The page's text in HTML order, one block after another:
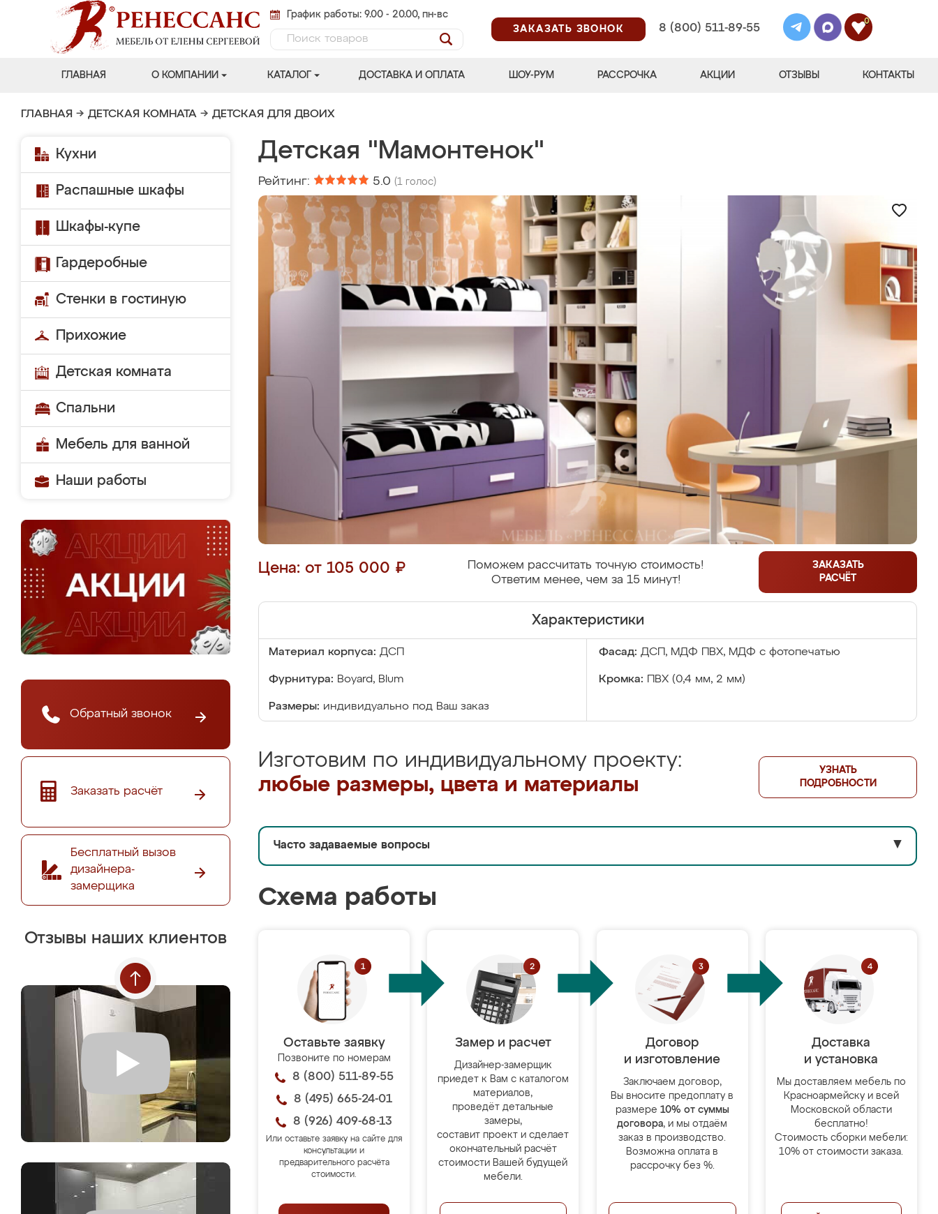
График работы: 9.00 - 20.00, пн-вс
ЗАКАЗАТЬ ЗВОНОК
8 (800) 511-89-55
0
ГЛАВНАЯ О КОМПАНИИ КАТАЛОГ ДОСТАВКА И ОПЛАТА ШОУ-РУМ РАССРОЧКА АКЦИИ ОТЗЫВЫ КОНТАКТЫ
ГЛАВНАЯ → ДЕТСКАЯ КОМНАТА → ДЕТСКАЯ ДЛЯ ДВОИХ
Кухни
Распашные шкафы
Шкафы-купе
Гардеробные
Стенки в гостиную
Прихожие
Детская комната
Спальни
Мебель для ванной
Наши работы
Обратный звонок
Заказать расчёт
Бесплатный вызов
дизайнера-
замерщика
Отзывы наших клиентов
Детская "Мамонтенок"
Рейтинг: 5.0 (1 голос)
Цена: от 105 000 ₽
Поможем рассчитать точную стоимость!
Ответим менее, чем за 15 минут!
ЗАКАЗАТЬ
РАСЧЁТ
Характеристики
Материал корпуса: ДСП Фасад: ДСП, МДФ ПВХ, МДФ с фотопечатью
Фурнитура: Boyard, Blum Кромка: ПВХ (0,4 мм, 2 мм)
Размеры: индивидуально под Ваш заказ
Изготовим по индивидуальному проекту:
любые размеры, цвета и материалы
УЗНАТЬ
ПОДРОБНОСТИ
Часто задаваемые вопросы ▼
Схема работы
Оставьте заявку
Позвоните по номерам
8 (800) 511-89-55
8 (495) 665-24-01
8 (926) 409-68-13
Или оставьте заявку на сайте для
консультации и
предварительного расчёта
стоимости.
Замер и расчет
Дизайнер-замерщик
приедет к Вам с каталогом
материалов,
проведёт детальные
замеры,
составит проект и сделает
окончательный расчёт
стоимости Вашей будущей
мебели.
Договор
и изготовление
Заключаем договор,
Вы вносите предоплату в
размере 10% от суммы
договора, и мы отдаём
заказ в производство.
Возможна оплата в
рассрочку без %.
Доставка
и установка
Мы доставляем мебель по
Красноармейску и всей
Московской области
бесплатно!
Стоимость сборки мебели:
10% от стоимости заказа.